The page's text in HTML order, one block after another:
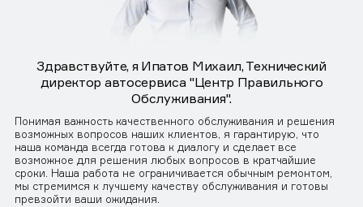
Здравствуйте, я Ипатов Михаил, Технический
директор автосервиса "Центр Правильного
Обслуживания".
Понимая важность качественного обслуживания и решения
возможных вопросов наших клиентов, я гарантирую, что
наша команда всегда готова к диалогу и сделает все
возможное для решения любых вопросов в кратчайшие
сроки. Наша работа не ограничивается обычным ремонтом,
мы стремимся к лучшему качеству обслуживания и готовы
превзойти ваши ожидания.